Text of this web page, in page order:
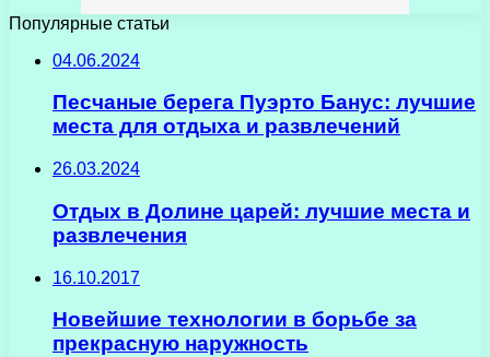
Популярные статьи
04.06.2024
Песчаные берега Пуэрто Банус: лучшие
места для отдыха и развлечений
26.03.2024
Отдых в Долине царей: лучшие места и
развлечения
16.10.2017
Новейшие технологии в борьбе за
прекрасную наружность